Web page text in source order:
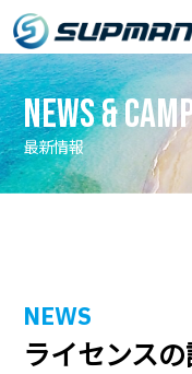
News &
最新情報
NEWS
ライセンス